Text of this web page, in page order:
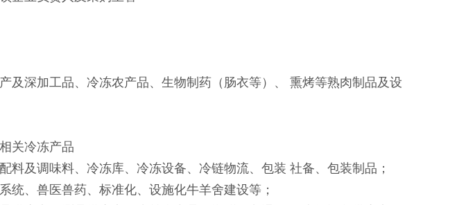
深加工品、冷冻农产品、生物制药（肠衣等）、 熏烤等熟肉制品及设
关冷冻产品
及调味料、冷冻库、冷冻设备、冷链物流、包装 社备、包装制品；
、兽医兽药、标准化、设施化牛羊舍建设等；